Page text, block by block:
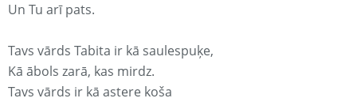
Un Tu arī pats.
Tavs vārds Tabita ir kā saulespuķe,
Kā ābols zarā, kas mirdz.
Tavs vārds ir kā astere koša